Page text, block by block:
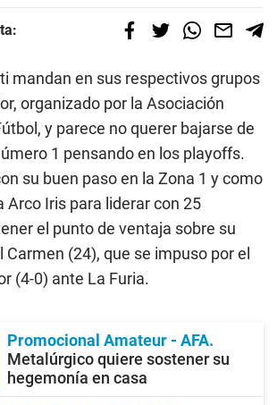
mandan en sus respectivos grupos
organizado por la Asociación
y parece no querer bajarse de
1 pensando en los playoffs.
su buen paso en la Zona 1 y como
Arco Iris para liderar con 25
el punto de ventaja sobre su
Carmen (24), que se impuso por el
(4-0) ante La Furia.
Promocional Amateur - AFA
Metalúrgico quiere sostener su
hegemonía en casa